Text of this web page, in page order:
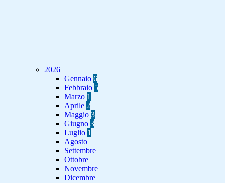
2026
Gennaio 6
Febbraio 5
Marzo 1
Aprile 2
Maggio 3
Giugno 3
Luglio 1
Agosto
Settembre
Ottobre
Novembre
Dicembre